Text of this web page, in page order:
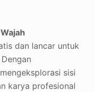
dan lancar untuk
sisi
karya profesional